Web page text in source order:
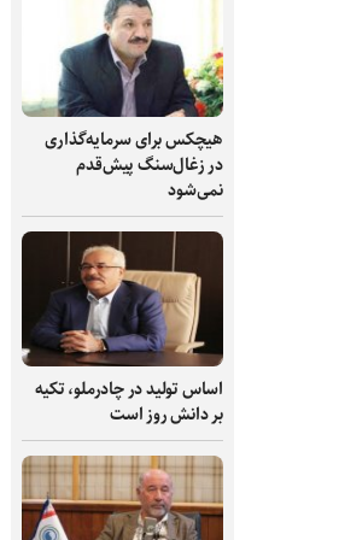
هیچکس برای سرمایه‌گذاری
در زغال‌سنگ پیش‌قدم
نمی‌شود
اساس تولید در چادرملو، تکیه
بر دانش‌ روز است